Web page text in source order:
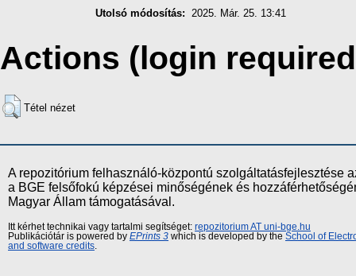
Utolsó módosítás: 2025. Már. 25. 13:41
Actions (login
Tétel nézet
A repozitórium felhasználó-központú szolgáltatásfejlesztése
a BGE felsőfokú képzései minőségének és
Magyar Állam támogatásával.
Itt kérhet technikai vagy tartalmi segítséget: repozitorium AT uni-bge.hu
Publikációtár is powered by EPrints 3 which is developed by the School of
and software credits.